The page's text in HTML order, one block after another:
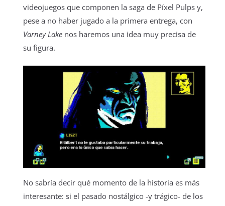
videojuegos que componen la saga de Píxel Pulps y,
pese a no haber jugado a la primera entrega, con
Varney Lake nos haremos una idea muy precisa de
su figura.
No sabría decir qué momento de la historia es más
interesante: si el pasado nostálgico -y trágico- de los